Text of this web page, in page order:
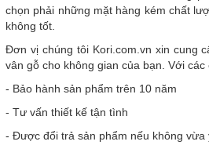
chọn phải những mặt hàng kém chất
không tốt.
Đơn vị chúng tôi Kori.com.vn xin cung
vân gỗ cho không gian của bạn. Với
- Bảo hành sản phẩm trên 10 năm
- Tư vấn thiết kế tận tình
- Được đổi trả sản phẩm nếu không vừa